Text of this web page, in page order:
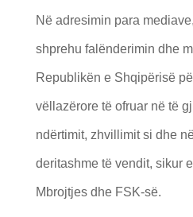
Në adresimin para
shprehu falënderimin dhe
Republikën e Shqipërisë
vëllazërore të ofruar në të
ndërtimit, zhvillimit si dhe
deritashme të vendit, sikur
Mbrojtjes dhe FSK-së.